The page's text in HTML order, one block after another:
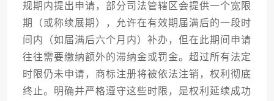
规期内提出申请，部分司法管辖区会提供一个宽限
期（或称续展期），允许在有效期届满后的一段时
间内（如届满后六个月内）补办，但在此期间申请
往往需要缴纳额外的滞纳金或罚金。超过所有法定
时限仍未申请，商标注册将被依法注销，权利彻底
终止。明确并严格遵守这些时限，是权利延续成功